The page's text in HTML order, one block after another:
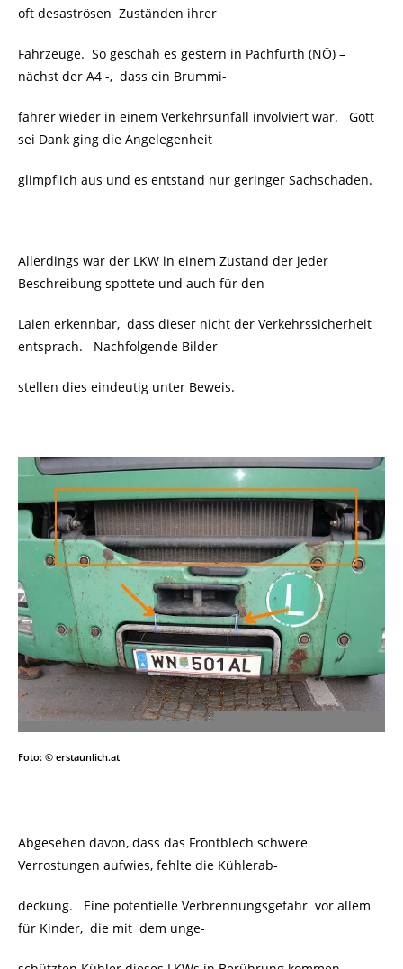
oft desaströsen Zuständen ihrer
Fahrzeuge. So geschah es gestern in Pachfurth (NÖ) –
nächst der A4 -, dass ein Brummi-
fahrer wieder in einem Verkehrsunfall involviert war. Gott
sei Dank ging die Angelegenheit
glimpflich aus und es entstand nur geringer Sachschaden.
Allerdings war der LKW in einem Zustand der jeder
Beschreibung spottete und auch für den
Laien erkennbar, dass dieser nicht der Verkehrssicherheit
entsprach. Nachfolgende Bilder
stellen dies eindeutig unter Beweis.
Foto: © erstaunlich.at
Abgesehen davon, dass das Frontblech schwere
Verrostungen aufwies, fehlte die Kühlerab-
deckung. Eine potentielle Verbrennungsgefahr vor allem
für Kinder, die mit dem unge-